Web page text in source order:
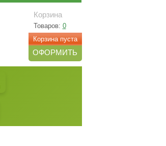
Корзина
Товаров: 0
Корзина пуста
ОФОРМИТЬ